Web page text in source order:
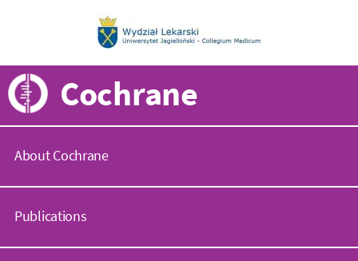
Cochrane
About Cochrane
o
h
Publications